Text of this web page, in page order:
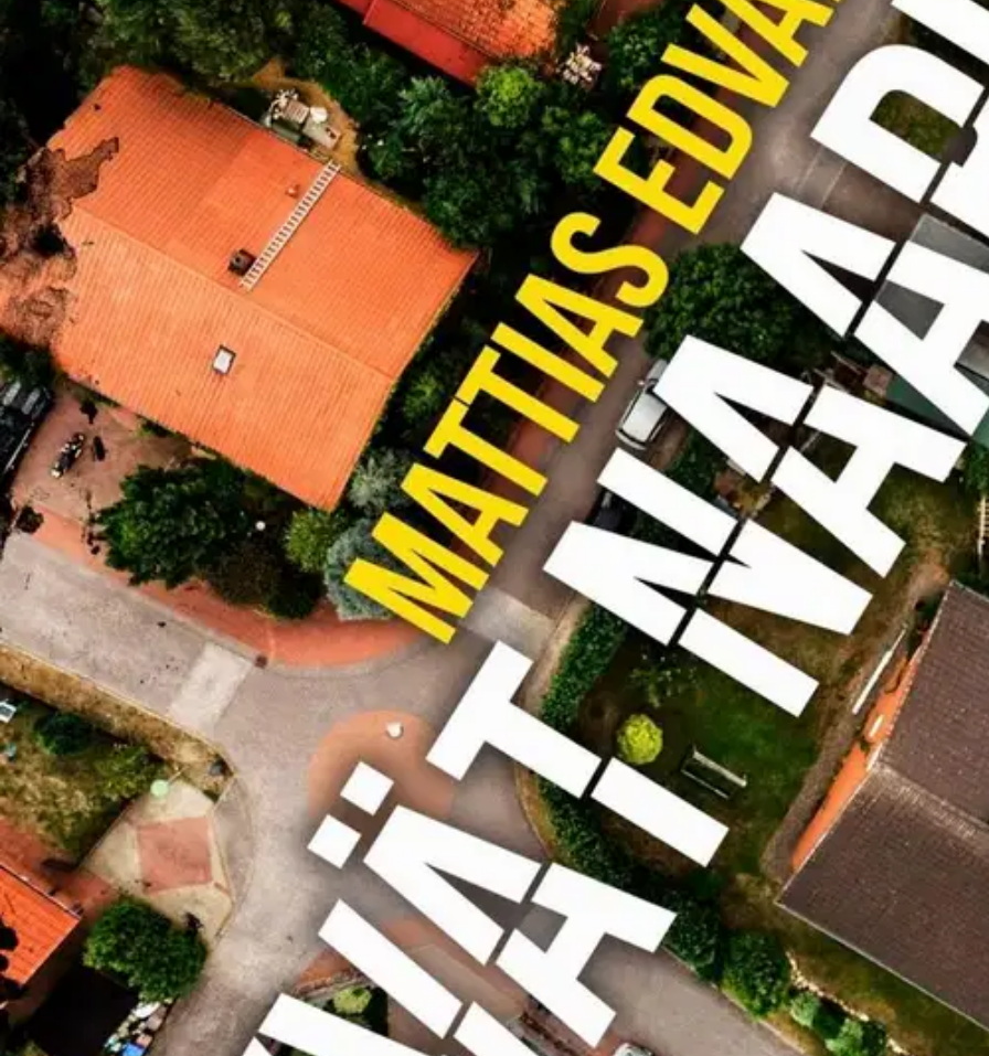
Hinta ilman S-Etukorttia: 31,95 €
Verkkokaupan hinta
Valitse toimitustapa
Nouto myymälästä
Ei saatavilla
Toimitus
Ei saatavilla
Ilmainen toimitus yli 100 €:n tilauksille Postin pakettiautomaattiin tai
Etu ei koske Suuri‑lisäpalvelulla toimitettavia tuotteita.
Tarkista myymäläsaatavuus
Ei saatavilla
Tuotekuvaus
Naapurisuhteet kuin venäläinen ruletti Micke ja Bianca muuttavat lapsineen idylliseen pikkukaupunkiin, jossa elämä vaikuttaa jopa liiankin
kiidätetään sairaalaan, alkavat huhut kiertää: oliko kolari todella vahinko? Hyytävä psykologinen jännäri kurkistaa ovien taakse lähiössä,
näyttää. "Edvardsson on kirjoittanut kansainvälisen luokan kynsienpureskelu-trillerin." - BTJ
Ominaisuudet
Oletko tyytyväinen tuotetietoihin?
Ovatko tuotetiedot riittävät? Jos tuotetiedoissa on puutteita tai niitä voisi muuten parantaa, anna palautetta.
Anna palautetta,Avautuu uuteen välilehteen